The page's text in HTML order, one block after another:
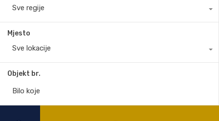
Sve regije
Mjesto
Sve lokacije
Objekt br.